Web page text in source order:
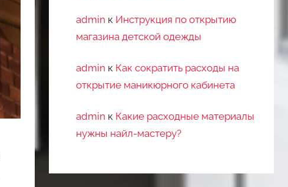
admin к Инструкция по открытию
магазина детской одежды
admin к Как сократить расходы на
открытие маникюрного кабинета
admin к Какие расходные материалы
нужны найл-мастеру?